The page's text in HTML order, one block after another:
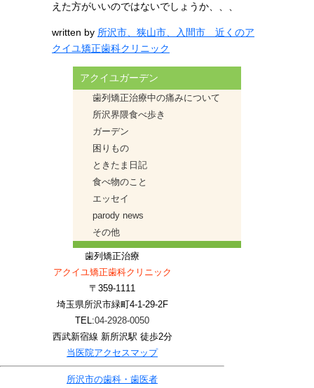
えた方がいいのではないでしょうか、、、
written by 所沢市、狭山市、入間市 近くのア
クイユ矯正歯科クリニック
アクイユガーデン
歯列矯正治療中の痛みについて
所沢界隈食べ歩き
ガーデン
困りもの
ときたま日記
食べ物のこと
エッセイ
parody news
その他
歯列矯正治療
アクイユ矯正歯科クリニック
〒359-1111
埼玉県所沢市緑町4-1-29-2F
TEL:04-2928-0050
西武新宿線 新所沢駅 徒歩2分
当医院アクセスマップ
所沢市の歯科・歯医者